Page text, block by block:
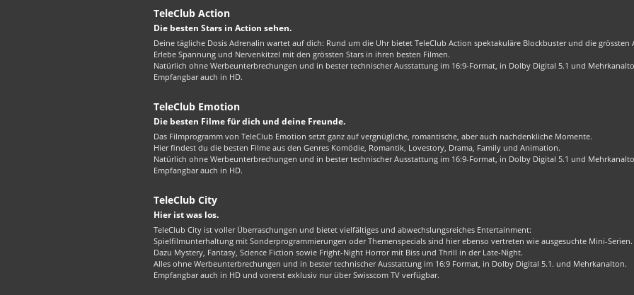
TeleClub Action
Die besten Stars in Action sehen.
Deine tägliche Dosis Adrenalin wartet auf dich: Rund um die Uhr bietet TeleClub Action spektakuläre Blockbuster und die grössten
Erlebe Spannung und Nervenkitzel mit den grössten Stars in ihren besten Filmen.
Natürlich ohne Werbeunterbrechungen und in bester technischer Ausstattung im 16:9-Format, in Dolby Digital 5.1 und
Empfangbar auch in HD.
TeleClub Emotion
Die besten Filme für dich und deine Freunde.
Das Filmprogramm von TeleClub Emotion setzt ganz auf vergnügliche, romantische, aber auch nachdenkliche Momente.
Hier findest du die besten Filme aus den Genres Komödie, Romantik, Lovestory, Drama, Family und Animation.
Natürlich ohne Werbeunterbrechungen und in bester technischer Ausstattung im 16:9-Format, in Dolby Digital 5.1 und
Empfangbar auch in HD.
TeleClub City
Hier ist was los.
TeleClub City ist voller Überraschungen und bietet vielfältiges und abwechslungsreiches Entertainment:
Spielfilmunterhaltung mit Sonderprogrammierungen oder Themenspecials sind hier ebenso vertreten wie ausgesuchte Mini-Serien.
Dazu Mystery, Fantasy, Science Fiction sowie Fright-Night Horror mit Biss und Thrill in der Late-Night.
Alles ohne Werbeunterbrechungen und in bester technischer Ausstattung im 16:9 Format, in Dolby Digital 5.1. und Mehrkanalton.
Empfangbar auch in HD und vorerst exklusiv nur über Swisscom TV verfügbar.